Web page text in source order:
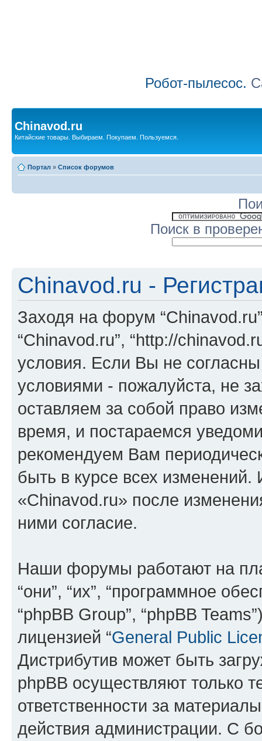
Робот-пылесос.
Chinavod.ru
Китайские товары. Выбираем. Покупаем. Пользуемся.
Портал » Список форумов
Поиск в
Chinavod.ru -
Заходя на форум
“Chinavod.ru”, “http://
условия. Если Вы не
условиями - пожалуйста, не
оставляем за собой право
время, и постараемся
рекомендуем Вам
быть в курсе всех
«Chinavod.ru» после
ними согласие.
Наши форумы работают на
“они”, “их”, “программное
“phpBB Group”, “phpBB
лицензией “General Public
Дистрибутив может быть
phpBB осуществляют только
ответственности за
действия администрации. С